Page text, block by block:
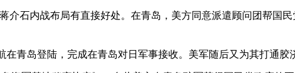
石内战布局有直接好处。在青岛，美方同意派遣顾问团帮国
岛登陆，完成在青岛对日军事接收。美军随后又为其打通胶